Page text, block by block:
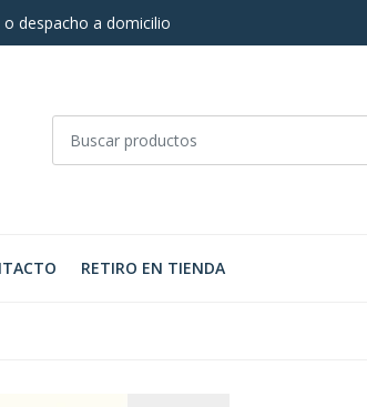
despacho a domicilio
RETIRO EN TIENDA